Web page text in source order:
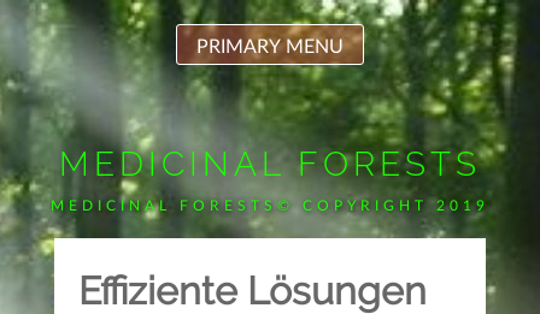
Skip
content
MEDICINAL FORESTS
MEDICINAL FORESTS© COPYRIGHT 2019
PRIMARY MENU
Effiziente Lösungen